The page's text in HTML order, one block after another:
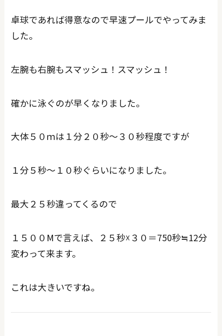
卓球であれば得意なので早速プールでやってみま
した。
左腕も右腕もスマッシュ！スマッシュ！
確かに泳ぐのが早くなりました。
大体５０ｍは１分２０秒～３０秒程度ですが
１分５秒～１０秒ぐらいになりました。
最大２５秒違ってくるので
１５００Mで言えば、２５秒☓３０＝750秒≒12分
変わって来ます。
これは大きいですね。